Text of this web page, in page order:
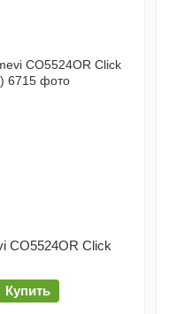
CO5524OR Click
Купить